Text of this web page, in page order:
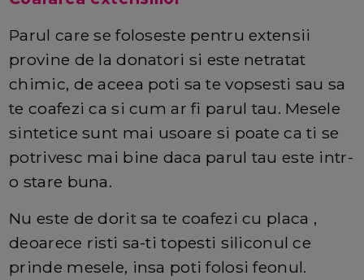
Parul care se foloseste pentru extensii
provine de la donatori si este netratat
chimic, de aceea poti sa te vopsesti sau sa
te coafezi ca si cum ar fi parul tau. Mesele
sintetice sunt mai usoare si poate ca ti se
potrivesc mai bine daca parul tau este intr-
o stare buna.
Nu este de dorit sa te coafezi cu placa ,
deoarece risti sa-ti topesti siliconul ce
prinde mesele, insa poti folosi feonul.